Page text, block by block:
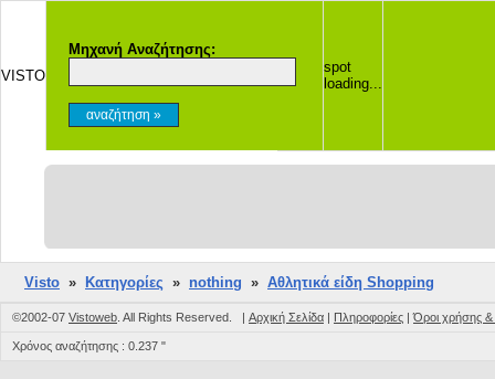
VISTO
Μηχανή Αναζήτησης:
spot
loading...
Visto » Κατηγορίες » nothing » Αθλητικά είδη Shopping
©2002-07 Vistoweb . All Rights Reserved. | Αρχική Σελίδα | Πληροφορίες |Όροι χρήσης
Χρόνος αναζήτησης : 0.237 "